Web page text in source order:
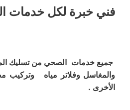
فني خبرة لكل خدمات
جميع خدمات الصحي من تسليك
والمغاسل وفلاتر مياه
الأخرى .